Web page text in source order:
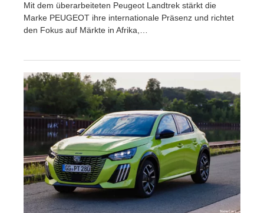
Mit dem überarbeiteten Peugeot Landtrek stärkt die
Marke PEUGEOT ihre internationale Präsenz und richtet
den Fokus auf Märkte in Afrika,…